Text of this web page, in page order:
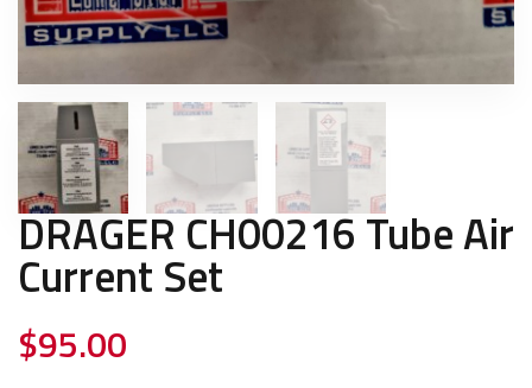
DRAGER CH00216 Tube Air
Current Set
$95.00